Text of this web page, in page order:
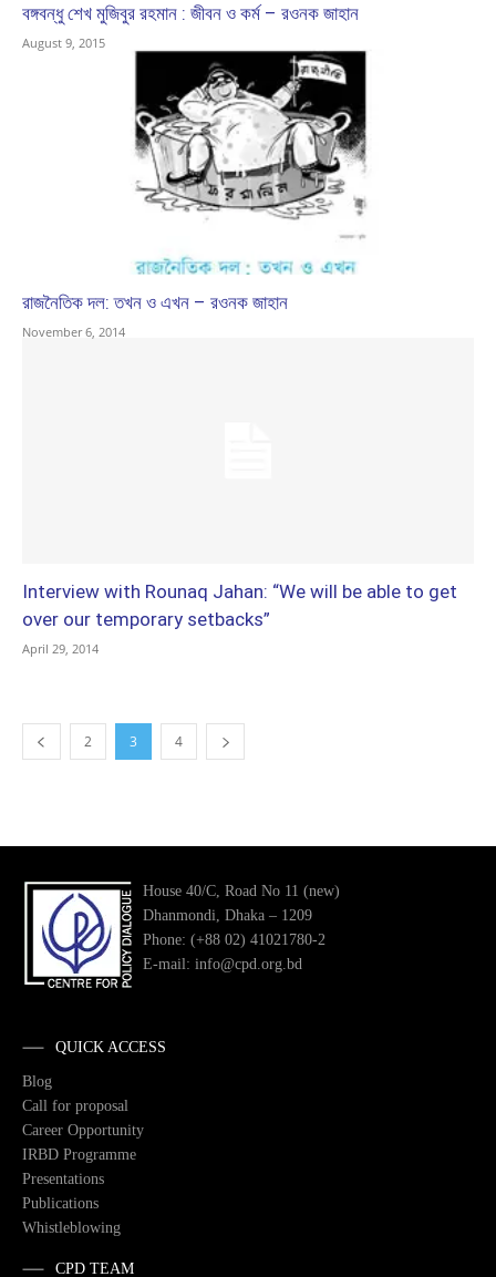
বঙ্গবন্ধু শেখ মুজিবুর রহমান : জীবন ও কর্ম – রওনক জাহান
August 9, 2015
রাজনৈতিক দল: তখন ও এখন – রওনক জাহান
November 6, 2014
Interview with Rounaq Jahan: “We will be able to get
over our temporary setbacks”
April 29, 2014
2 3 4
House 40/C, Road No 11 (new)
Dhanmondi, Dhaka – 1209
Phone: (+88 02) 41021780-2
E-mail: info@cpd.org.bd
QUICK ACCESS
Blog
Call for proposal
Career Opportunity
IRBD Programme
Presentations
Publications
Whistleblowing
CPD TEAM